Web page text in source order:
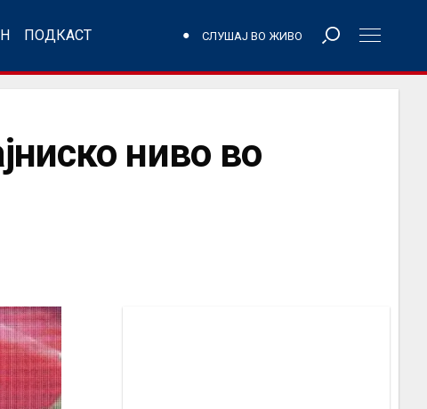
ПОДКАСТ СЛУШАЈ ВО ЖИВО
ниво во